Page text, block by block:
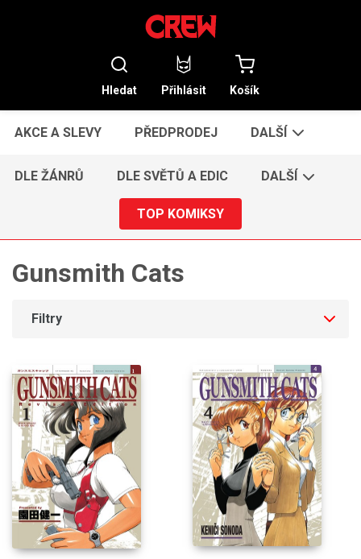
Hledat Přihlásit Košík
AKCE A SLEVY PŘEDPRODEJ DALŠÍ
DLE ŽÁNRŮ DLE SVĚTŮ A EDIC DALŠÍ
TOP KOMIKSY
Gunsmith Cats
Filtry